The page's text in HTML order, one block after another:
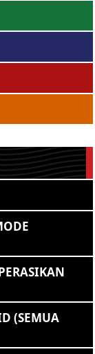
(SEMUA